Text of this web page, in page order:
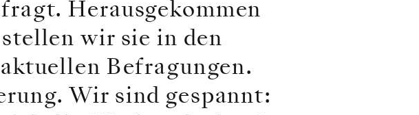
Herausgekommen
wir sie in den
Befragungen.
Wir sind gespannt: